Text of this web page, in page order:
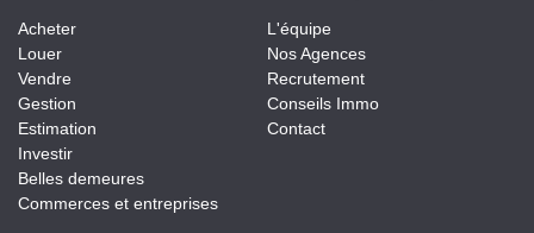
Acheter
Louer
Vendre
Gestion
Estimation
Investir
Belles demeures
Commerces et entreprises
L'équipe
Nos Agences
Recrutement
Conseils Immo
Contact